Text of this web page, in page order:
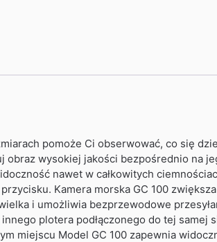
pomoże Ci obserwować, co się
wysokiej jakości bezpośrednio na
nawet w całkowitych
Kamera morska GC 100
i umożliwia bezprzewodowe
plotera podłączonego do tej samej
miejscu Model GC 100 zapewnia